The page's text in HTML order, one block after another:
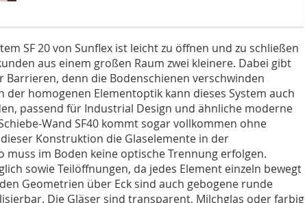
SF 20 von Sunflex ist leicht zu öffnen und zu schließen
aus einem großen Raum zwei kleinere. Dabei gibt
Barrieren, denn die Bodenschienen verschwinden
der homogenen Elementoptik kann dieses System auch
passend für Industrial Design und ähnliche moderne
Wand SF40 kommt sogar vollkommen ohne
Konstruktion die Glaselemente in der
muss im Boden keine optische Trennung erfolgen.
sowie Teilöffnungen, da jedes Element einzeln bewegt
Geometrien über Eck sind auch gebogene runde
Die Gläser sind transparent, Milchglas oder farbig